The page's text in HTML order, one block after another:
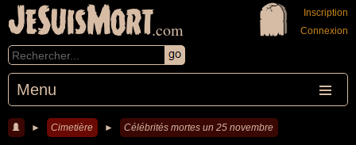
JeSuisMort.com
Menu
Inscription
Connexion
► Cimetière ► Célébrités mortes un 25 novembre